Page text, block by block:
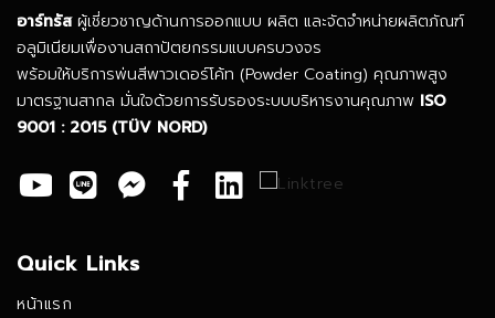
อาร์ทรัสผู้เชี่ยวชาญด้านการออกแบบ ผลิต และจัดจำหน่ายผลิตภัณฑ์
อลูมิเนียมเพื่องานสถาปัตยกรรมแบบครบวงจร
พร้อมให้บริการพ่นสีพาวเดอร์โค้ท (Powder Coating) คุณภาพสูง
มาตรฐานสากล มั่นใจด้วยการรับรองระบบบริหารงานคุณภาพ ISO
9001 : 2015(TÜV NORD)
Quick Links
หน้าแรก